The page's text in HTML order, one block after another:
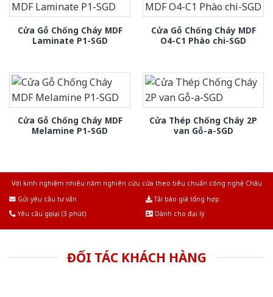
Cửa Gỗ Chống Cháy MDF
Laminate P1-SGD
Cửa Gỗ Chống Cháy MDF
O4-C1 Phào chi-SGD
Cửa Gỗ Chống Cháy MDF
Melamine P1-SGD
Cửa Thép Chống Cháy 2P
van Gỗ-a-SGD
Với kinh nghiệm nhiêu năm nghiên cứu cửa theo tiêu chuẩn công nghệ Châu
Gửi yêu cầu tư vấn
Tải báo giá tổng hợp
Yêu cầu gọi lại (3 phút)
Dành cho đại lý
ĐỐI TÁC KHÁCH HÀNG